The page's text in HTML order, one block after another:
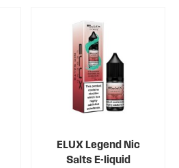
ELUX Legend Nic
Salts E-liquid